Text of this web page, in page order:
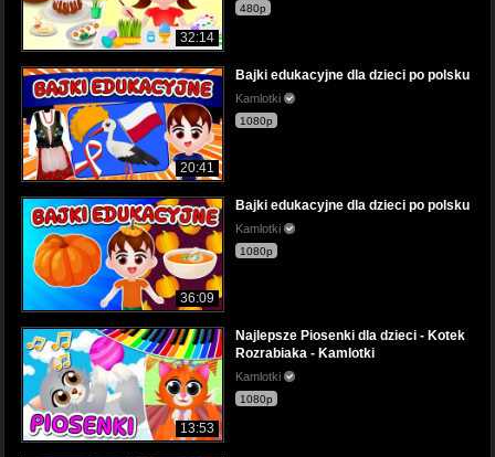
32:14
480p
20:41
Bajki edukacyjne dla dzieci po polsku
Kamlotki
1080p
36:09
Bajki edukacyjne dla dzieci po polsku
Kamlotki
1080p
13:53
Najlepsze Piosenki dla dzieci - Kotek
Rozrabiaka - Kamlotki
Kamlotki
1080p